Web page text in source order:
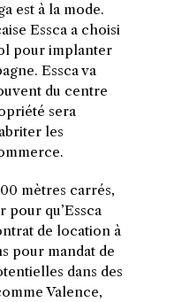
est à la mode.
Essca a choisi
pour implanter
Essca va
du centre
sera
les
mètres carrés,
pour qu’Essca
de location à
pour mandat de
dans des
Valence,